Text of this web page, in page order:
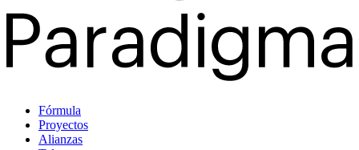
Fórmula
Proyectos
Alianzas